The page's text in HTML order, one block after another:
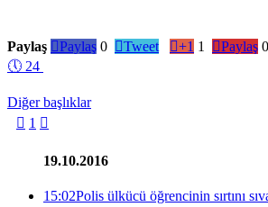
Paylaş Paylaş 0 Tweet +1 1 Paylaş 0
🕔 24
Diğer başlıklar
 1 
19.10.2016
15:02Polis ülkücü öğrencinin sırtını